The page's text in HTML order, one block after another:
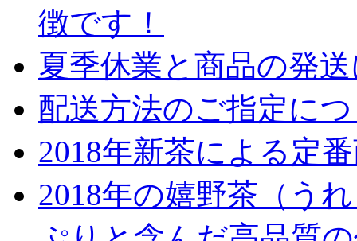
徴です！
夏季休業と商品の発
配送方法のご指定に
2018年新茶による定
2018年の嬉野茶（う